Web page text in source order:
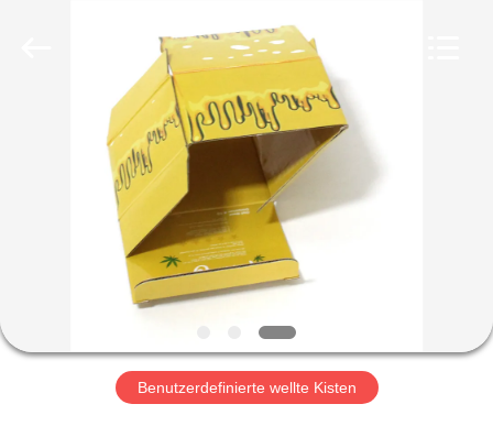
PRODUKTE
FABRIK-
AUSFLUGBenutzerdefinierte wellte Kisten